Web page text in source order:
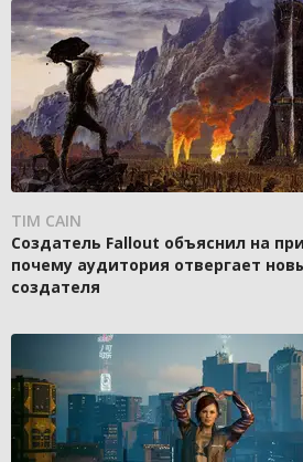
TIM CAIN
Создатель Fallout объяснил на
почему аудитория отвергает
создателя